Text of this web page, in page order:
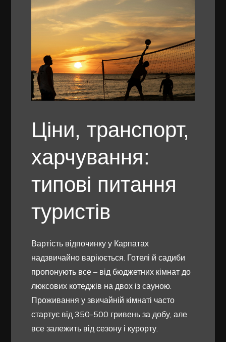
Ціни, транспорт,
харчування:
типові питання
туристів
Вартість відпочинку у Карпатах
надзвичайно варіюється. Готелі й садиби
пропонують все – від бюджетних кімнат до
люксових котеджів на двох із сауною.
Проживання у звичайній кімнаті часто
стартує від 350-500 гривень за добу, але
все залежить від сезону і курорту.